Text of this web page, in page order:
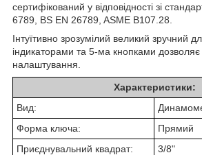
сертифікований у відповідності зі
6789, BS EN 26789, ASME B107.28.
Інтуїтивно зрозумілий великий зручний
індикаторами та 5-ма кнопками дозволяє
налаштування.
Характеристики:
Вид:
Форма ключа:
Прямий
Приєднувальний квадрат:
3/8"